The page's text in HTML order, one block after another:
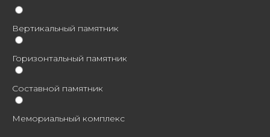
Вертикальный памятник
Горизонтальный памятник
Составной памятник
Мемориальный комплекс